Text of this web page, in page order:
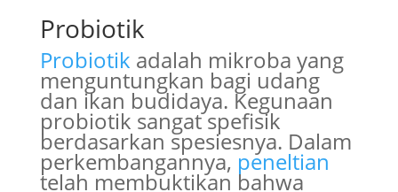
Probiotik
Probiotik adalah mikroba yang
menguntungkan bagi udang
dan ikan budidaya. Kegunaan
probiotik sangat spefisik
berdasarkan spesiesnya. Dalam
perkembangannya, peneltian
telah membuktikan bahwa